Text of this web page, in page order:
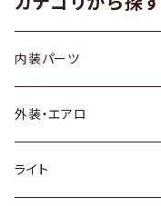
内装パーツ
トヨタ
ホンダ
外装・エアロ
トヨタ
ライト